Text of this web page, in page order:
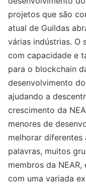
projetos que são
atual de Guildas
várias indústrias. O
com capacidade e
para o blockchain
desenvolvimento
ajudando a
crescimento da
menores de
melhorar
palavras, muitos
membros da
com uma variada